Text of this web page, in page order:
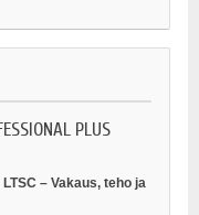
PLUS
– Vakaus, teho ja